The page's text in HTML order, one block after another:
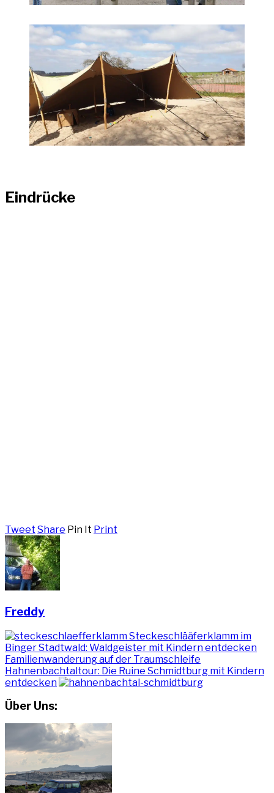
Eindrücke
Tweet Share Pin It Print
Freddy
Steckeschlääferklamm im
Binger Stadtwald: Waldgeister mit Kindern entdecken
Familienwanderung auf der Traumschleife
Hahnenbachtaltour: Die Ruine Schmidtburg mit Kindern
entdecken
Über Uns: